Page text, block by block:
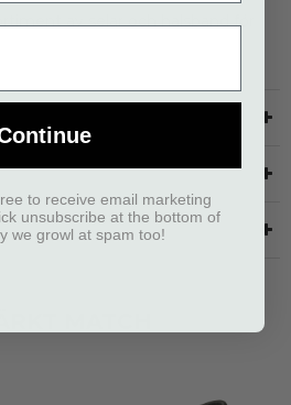
av selar och halsband för
to receive email marketing
unsubscribe at the bottom of
we growl at spam too!